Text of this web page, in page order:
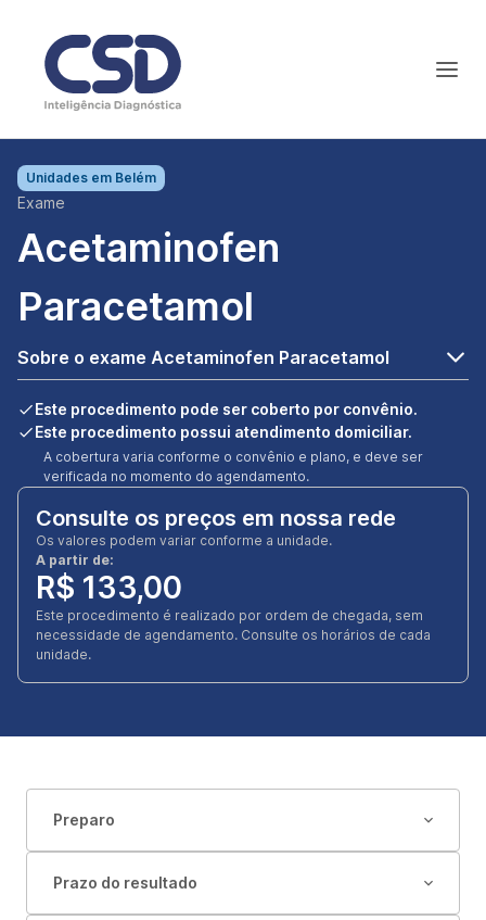
Unidades em Belém
Exame
Acetaminofen
Paracetamol
Sobre o exame Acetaminofen Paracetamol
Este procedimento pode ser coberto por convênio.
Este procedimento possui atendimento domiciliar.
A cobertura varia conforme o convênio e plano, e deve ser
verificada no momento do agendamento.
Consulte os preços em nossa rede
Os valores podem variar conforme a unidade.
A partir de:
R$ 133,00
Este procedimento é realizado por ordem de chegada, sem
necessidade de agendamento. Consulte os horários de cada
unidade.
Preparo
Prazo do resultado